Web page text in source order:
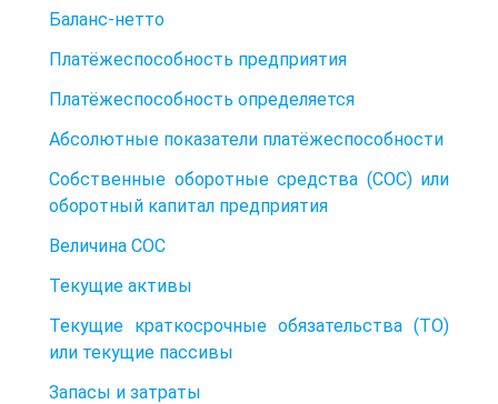
Баланс-нетто
Платёжеспособность предприятия
Платёжеспособность определяется
Абсолютные показатели платёжеспособности
Собственные оборотные средства (СОС) или
оборотный капитал предприятия
Величина СОС
Текущие активы
Текущие краткосрочные обязательства (ТО)
или текущие пассивы
Запасы и затраты